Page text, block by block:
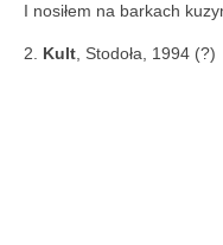
I nosiłem na barkach
2. Kult , Stodoła, 1994 (?)